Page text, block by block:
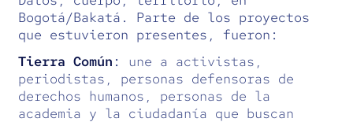
Bogotá/Bakatá. Parte de los proyectos
que estuvieron presentes, fueron:
Tierra Común : une a activistas,
periodistas, personas defensoras de
derechos humanos, personas de la
academia y la ciudadanía que buscan